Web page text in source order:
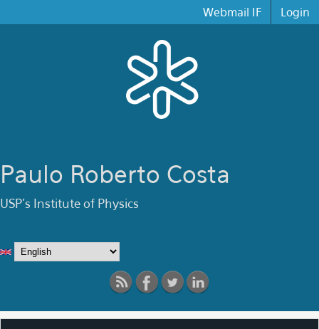
Webmail IF Login
Paulo Roberto Costa
USP's Institute of Physics